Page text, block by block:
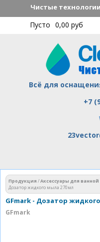
Чистые технологии
Пусто 0,00 руб
Всё для
Чистые +7
Вы здесь
Продукция /Аксессуары для
Дозатор жидкого мыла 270мл
GFmark